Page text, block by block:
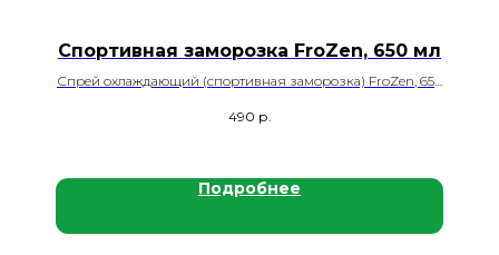
Спортивная заморозка FroZen, 650 мл
Спрей охлаждающий (спортивная заморозка) FroZen, 650
490 р.
Подробнее